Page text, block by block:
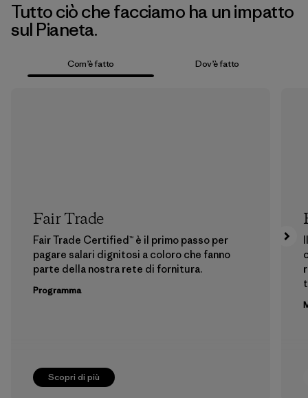
Tutto ciò che facciamo ha un impatto
sul Pianeta.
Com’è fatto Dov’è fatto
Scopri di più
Fair Trade
Fair Trade Certified™ è il primo passo per
pagare salari dignitosi a coloro che fanno
parte della nostra rete di fornitura.
Programma